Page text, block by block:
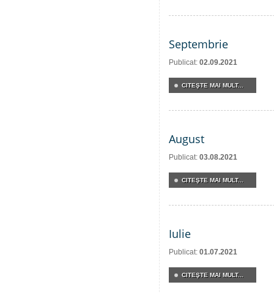
Septembrie
Publicat: 02.09.2021
CITEŞTE MAI MULT...
August
Publicat: 03.08.2021
CITEŞTE MAI MULT...
Iulie
Publicat: 01.07.2021
CITEŞTE MAI MULT...